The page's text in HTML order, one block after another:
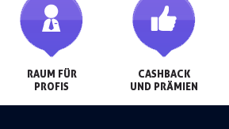
RAUM FÜR
PROFIS
CASHBACK
UND PRÄMIEN